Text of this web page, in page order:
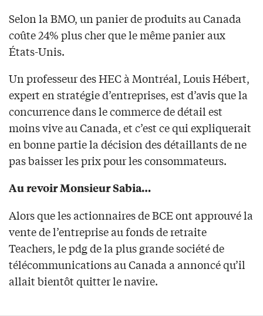
Selon la BMO, un panier de produits au Canada
coûte 24% plus cher que le même panier aux
États-Unis.
Un professeur des HEC à Montréal, Louis Hébert,
expert en stratégie d’entreprises, est d’avis que la
concurrence dans le commerce de détail est
moins vive au Canada, et c’est ce qui expliquerait
en bonne partie la décision des détaillants de ne
pas baisser les prix pour les consommateurs.
Au revoir Monsieur Sabia…
Alors que les actionnaires de BCE ont approuvé la
vente de l’entreprise au fonds de retraite
Teachers, le pdg de la plus grande société de
télécommunications au Canada a annoncé qu’il
allait bientôt quitter le navire.